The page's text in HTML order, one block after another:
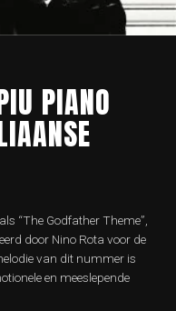
PIANO
“The Godfather Theme”,
door Nino Rota voor de
van dit nummer is
en meeslepende